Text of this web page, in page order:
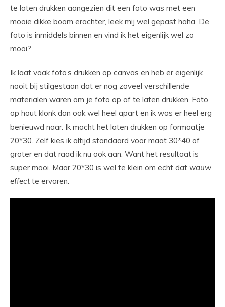
te laten drukken aangezien dit een foto was met een
mooie dikke boom erachter, leek mij wel gepast haha. De
foto is inmiddels binnen en vind ik het eigenlijk wel zo
mooi?
Ik laat vaak foto’s drukken op canvas en heb er eigenlijk
nooit bij stilgestaan dat er nog zoveel verschillende
materialen waren om je foto op af te laten drukken. Foto
op hout klonk dan ook wel heel apart en ik was er heel erg
benieuwd naar. Ik mocht het laten drukken op formaatje
20*30. Zelf kies ik altijd standaard voor maat 30*40 of
groter en dat raad ik nu ook aan. Want het resultaat is
super mooi. Maar 20*30 is wel te klein om echt dat wauw
effectte ervaren.